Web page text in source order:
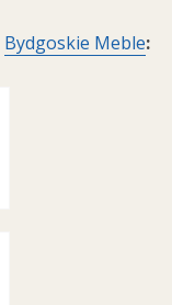
Bydgoskie Meble: